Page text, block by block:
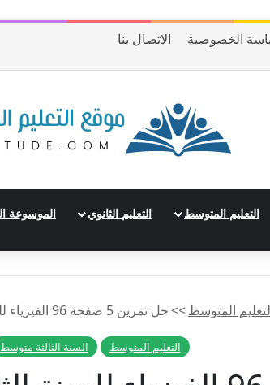
الخصوصية الاتصال بنا
التعليم المتوسط التعليم الثانوي الموسوعة
المتوسط>>حل تمرين 5 صفحة 96 الفيزياء للسنة الثالثة متوسط – الجيل الثاني
التعليم المتوسط السنة الثالثة متوسط